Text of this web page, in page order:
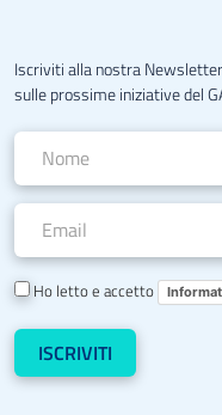
Iscriviti alla nostra
sulle prossime iniziative del
Ho letto e accetto